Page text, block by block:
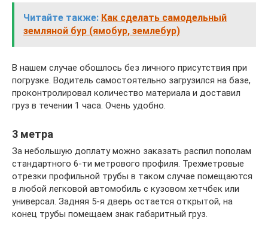
Читайте также: Как сделать самодельный
земляной бур (ямобур, землебур)
В нашем случае обошлось без личного присутствия при
погрузке. Водитель самостоятельно загрузился на базе,
проконтролировал количество материала и доставил
груз в течении 1 часа. Очень удобно.
3 метра
За небольшую доплату можно заказать распил пополам
стандартного 6-ти метрового профиля. Трехметровые
отрезки профильной трубы в таком случае помещаются
в любой легковой автомобиль с кузовом хетчбек или
универсал. Задняя 5-я дверь остается открытой, на
конец трубы помещаем знак габаритный груз.